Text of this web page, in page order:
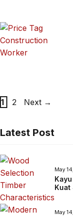
Page
1 Page
2 Next →
Latest Post
May
Kuat
May